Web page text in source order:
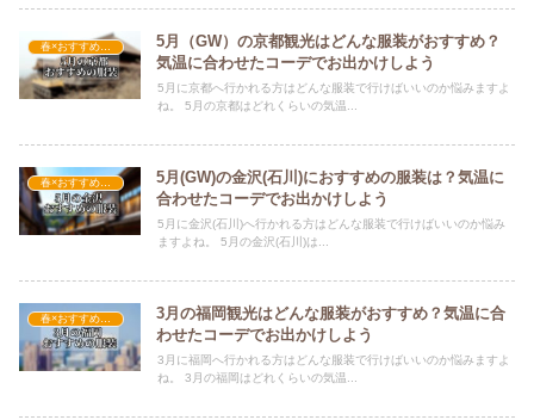
春×おすすめの服装
5月（GW）の京都観光はどんな服装がおすすめ？
気温に合わせたコーデでお出かけしよう
5月に京都へ行かれる方はどんな服装で行けばいいのか悩みますよ
ね。 5月の京都はどれくらいの気温...
春×おすすめの服装
5月(GW)の金沢(石川)におすすめの服装は？気温に
合わせたコーデでお出かけしよう
5月に金沢(石川)へ行かれる方はどんな服装で行けばいいのか悩み
ますよね。 5月の金沢(石川)は...
3月の福岡観光はどんな服装がおすすめ？気温に合
わせたコーデでお出かけしよう
3月に福岡へ行かれる方はどんな服装で行けばいいのか悩みますよ
ね。 3月の福岡はどれくらいの気温...